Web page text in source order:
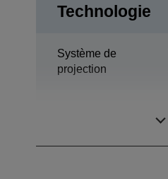
Technologie
Système de
projection